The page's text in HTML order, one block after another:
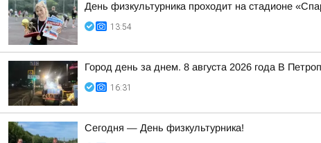
День физкультурника проходит на стадионе
13:54
Город день за днем. 8 августа 2026 года В
16:31
Сегодня — День физкультурника!